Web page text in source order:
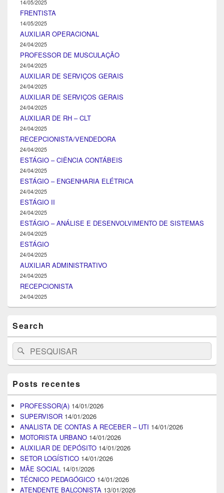
14/05/2025
FRENTISTA
14/05/2025
AUXILIAR OPERACIONAL
24/04/2025
PROFESSOR DE MUSCULAÇÃO
24/04/2025
AUXILIAR DE SERVIÇOS GERAIS
24/04/2025
AUXILIAR DE SERVIÇOS GERAIS
24/04/2025
AUXILIAR DE RH – CLT
24/04/2025
RECEPCIONISTA/VENDEDORA
24/04/2025
ESTÁGIO – CIÊNCIA CONTÁBEIS
24/04/2025
ESTÁGIO – ENGENHARIA ELÉTRICA
24/04/2025
ESTÁGIO II
24/04/2025
ESTÁGIO – ANÁLISE E DESENVOLVIMENTO DE SISTEMAS
24/04/2025
ESTÁGIO
24/04/2025
AUXILIAR ADMINISTRATIVO
24/04/2025
RECEPCIONISTA
24/04/2025
Search
Search
for:
Pesquisar
Posts recentes
PROFESSOR(A) 14/01/2026
SUPERVISOR 14/01/2026
ANALISTA DE CONTAS A RECEBER – UTI 14/01/2026
MOTORISTA URBANO 14/01/2026
AUXILIAR DE DEPÓSITO 14/01/2026
SETOR LOGÍSTICO 14/01/2026
MÃE SOCIAL 14/01/2026
TÉCNICO PEDAGÓGICO 14/01/2026
ATENDENTE BALCONISTA 13/01/2026